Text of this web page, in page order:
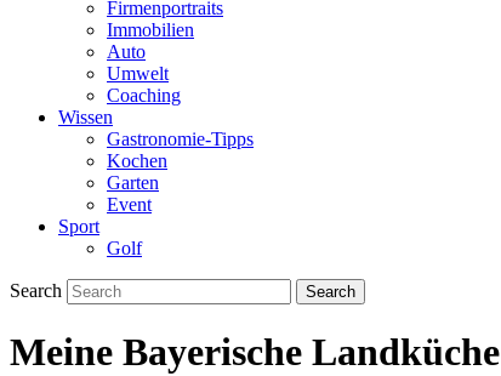
Firmenportraits
Immobilien
Auto
Umwelt
Coaching
Wissen
Gastronomie-Tipps
Kochen
Garten
Event
Sport
Golf
Search
Meine Bayerische Landküche